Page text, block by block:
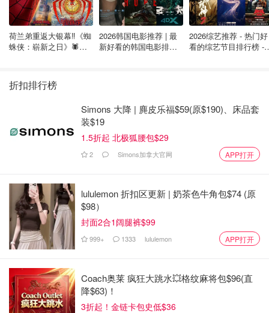
一只咩咩仔 10 查看原帖
在家天天买买买的小伙伴，想穿新衣服出去嗨森？多伦多周
边小镇Elora快去打卡叭?‍♀️ 距离多伦多1.5小时，非常适合一
天往返～?小姐妹悠闲的梳妆打扮好后出门，美好的周末开始
一起～ Tips友情提示? ?‍?去之前在刀店搞定一次性野餐布，
纸巾，防蚊剂，吹泡泡机等等，东西带的全才能玩的更开心
～ ?‍♂️建议下午先去镇子拍照，很多地方只能步行，建议小仙
女穿舒服的鞋或者额外带一双～ ?不想带吃的的小伙伴，镇
子上的pizza，快餐都不错～ ?镇子上上厕所比较麻烦?附近
小众向日葵花田：是你想象中花海的样子
荷兰弟重返大银幕‼️《蜘
蛛侠：崭新之日》🕷️北
2026韩国电影推荐 | 最
新好看的韩国电影排行
2026综艺推荐 - 热门好
看的综艺节目排行榜 -
折扣排行榜
Simons 大降 | 麂皮乐福$59(原$190)、床品套
装$19
1.5折起 北极狐腰包$29
2 Simons加拿大官网 APP打开
lululemon 折扣区更新 | 奶茶色牛角包$74 (原
$98）
封面2合1阔腿裤$99
999+ 1333 lululemon APP打开
Coach奥莱 疯狂大跳水💥格纹麻将包$96(直
降$63)！
3折起！金链卡包史低$36